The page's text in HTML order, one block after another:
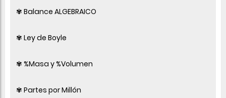
✾ Balance ALGEBRAICO
✾ Ley de Boyle
✾ %Masa y %Volumen
✾ Partes por Millón